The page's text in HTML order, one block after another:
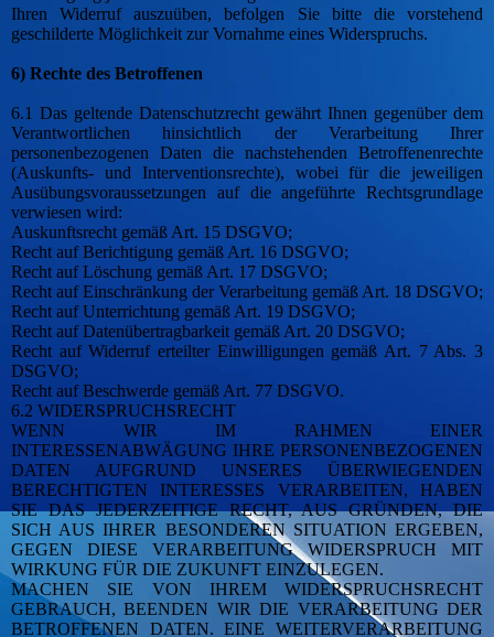
Ihren Widerruf auszuüben, befolgen Sie bitte die vorstehend
geschilderte Möglichkeit zur Vornahme eines Widerspruchs.
6) Rechte des Betroffenen
6.1 Das geltende Datenschutzrecht gewährt Ihnen gegenüber dem
Verantwortlichen hinsichtlich der Verarbeitung Ihrer
personenbezogenen Daten die nachstehenden Betroffenenrechte
(Auskunfts- und Interventionsrechte), wobei für die jeweiligen
Ausübungsvoraussetzungen auf die angeführte Rechtsgrundlage
verwiesen wird:
Auskunftsrecht gemäß Art. 15 DSGVO;
Recht auf Berichtigung gemäß Art. 16 DSGVO;
Recht auf Löschung gemäß Art. 17 DSGVO;
Recht auf Einschränkung der Verarbeitung gemäß Art. 18 DSGVO;
Recht auf Unterrichtung gemäß Art. 19 DSGVO;
Recht auf Datenübertragbarkeit gemäß Art. 20 DSGVO;
Recht auf Widerruf erteilter Einwilligungen gemäß Art. 7 Abs. 3
DSGVO;
Recht auf Beschwerde gemäß Art. 77 DSGVO.
6.2 WIDERSPRUCHSRECHT
WENN WIR IM RAHMEN EINER
INTERESSENABWÄGUNG IHRE PERSONENBEZOGENEN
DATEN AUFGRUND UNSERES ÜBERWIEGENDEN
BERECHTIGTEN INTERESSES VERARBEITEN, HABEN
SIE DAS JEDERZEITIGE RECHT, AUS GRÜNDEN, DIE
SICH AUS IHRER BESONDEREN SITUATION ERGEBEN,
GEGEN DIESE VERARBEITUNG WIDERSPRUCH MIT
WIRKUNG FÜR DIE ZUKUNFT EINZULEGEN.
MACHEN SIE VON IHREM WIDERSPRUCHSRECHT
GEBRAUCH, BEENDEN WIR DIE VERARBEITUNG DER
BETROFFENEN DATEN. EINE WEITERVERARBEITUNG